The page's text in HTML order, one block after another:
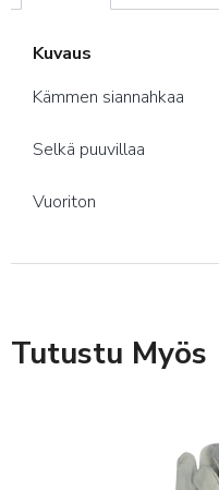
Kuvaus
Kämmen siannahkaa
Selkä puuvillaa
Vuoriton
Tutustu Myös